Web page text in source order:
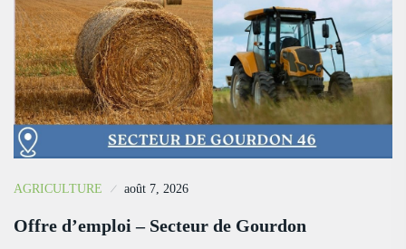
AGRICULTURE août 7, 2026
Offre d’emploi – Secteur de Gourdon